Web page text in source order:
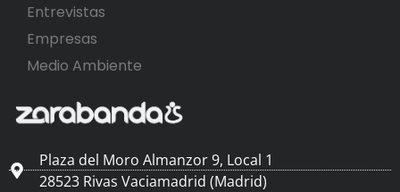
Entrevistas
Empresas
Medio Ambiente
Plaza del Moro Almanzor 9, Local 1
28523 Rivas Vaciamadrid (Madrid)